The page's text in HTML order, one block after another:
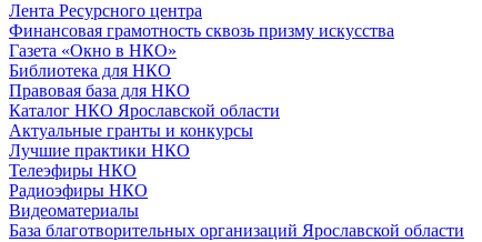
Лента Ресурсного центра
Финансовая грамотность сквозь призму искусства
Газета «Окно в НКО»
Библиотека для НКО
Правовая база для НКО
Каталог НКО Ярославской области
Актуальные гранты и конкурсы
Лучшие практики НКО
Телеэфиры НКО
Радиоэфиры НКО
Видеоматериалы
База благотворительных организаций Ярославской области